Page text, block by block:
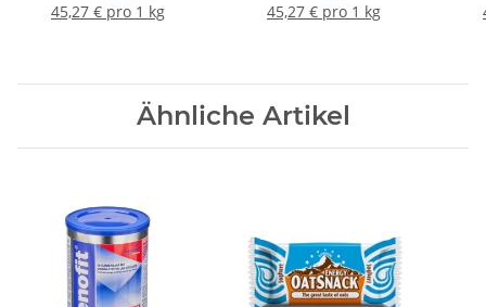
45,27 € pro 1 kg
45,27 € pro 1 kg
Ähnliche Artikel